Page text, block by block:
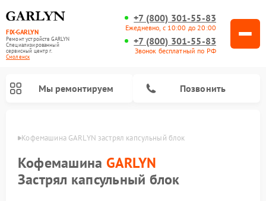
FIX-GARLYN
Ремонт устройств GARLYN
Специализированный
cервисный центр г.
Смоленск
+7 (800) 301-55-83
Ежедневно, с 10:00 до 20:00
+7 (800) 301-55-83
Звонок бесплатный по РФ
Мы ремонтируем Позвонить
Кофемашина GARLYN застрял капсульный блок
Кофемашина GARLYN
Застрял капсульный блок